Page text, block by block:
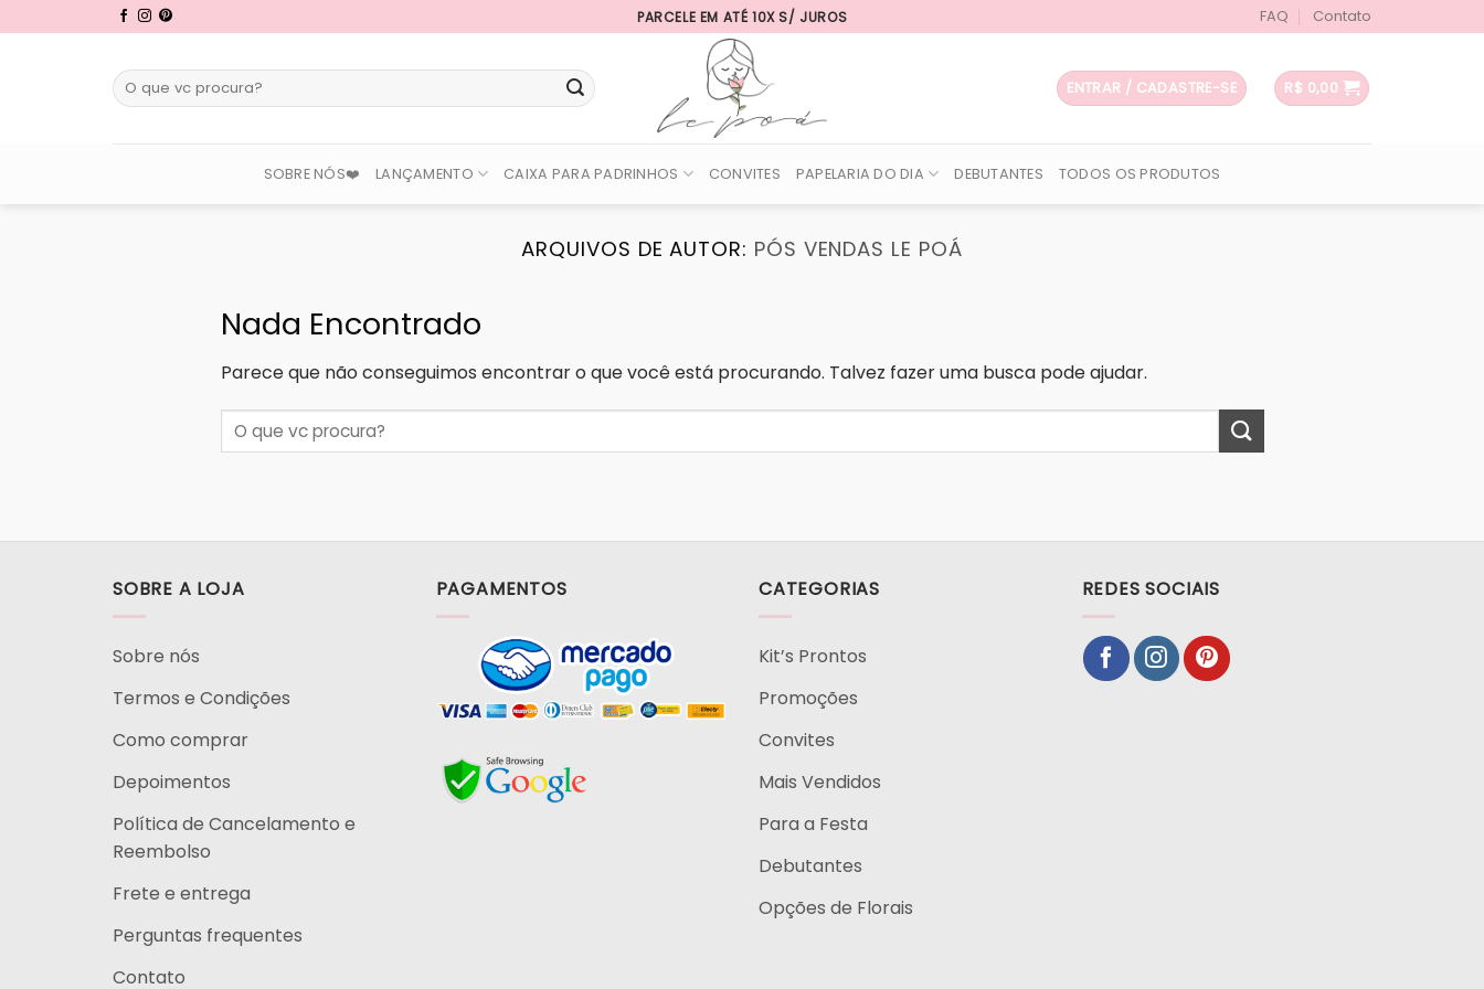
to
PARCELE EM ATÉ 10X S/ JUROS FAQ Contato
Pesquisar
por:
ENTRAR / CADASTRE-SE R$ 0,00
SOBRE NÓS❤️ LANÇAMENTO CAIXA PARA PADRINHOS CONVITES PAPELARIA DO DIA DEBUTANTES TODOS OS PRODUTOS
ARQUIVOS DE AUTOR: PÓS VENDAS LE POÁ
Nada Encontrado
Parece que não conseguimos encontrar o que você está procurando. Talvez fazer uma busca pode ajudar.
SOBRE A LOJA
Sobre nós
Termos e Condições
Como comprar
Depoimentos
Política de Cancelamento e
Reembolso
Frete e entrega
Perguntas frequentes
Contato
PAGAMENTOS CATEGORIAS
Kit’s Prontos
Promoções
Convites
Mais Vendidos
Para a Festa
Debutantes
Opções de Florais
REDES SOCIAIS